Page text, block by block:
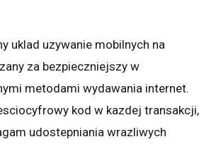
uklad uzywanie mobilnych na
za bezpieczniejszy w
metodami wydawania internet.
kod w kazdej transakcji,
udostepniania wrazliwych